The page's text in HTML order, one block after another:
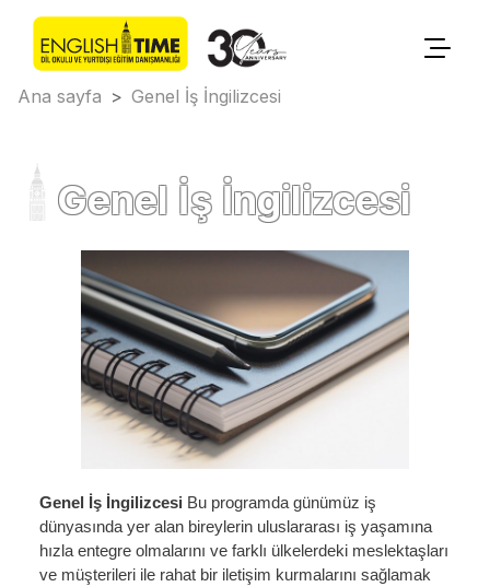
Ana sayfa > Genel İş İngilizcesi
Genel İş İngilizcesi
Genel İş İngilizcesi Bu programda günümüz iş
dünyasında yer alan bireylerin uluslararası iş yaşamına
hızla entegre olmalarını ve farklı ülkelerdeki meslektaşları
ve müşterileri ile rahat bir iletişim kurmalarını sağlamak